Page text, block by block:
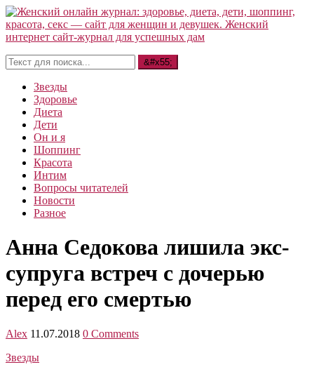
Звезды
Здоровье
Диета
Дети
Он и я
Шоппинг
Красота
Интим
Вопросы читателей
Новости
Разное
Анна Седокова лишила экс-
супруга встреч с дочерью
перед его смертью
Alex 11.07.2018 0 Comments
Звезды